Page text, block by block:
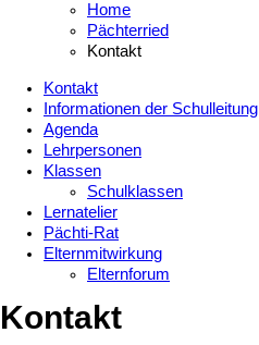
Home
Pächterried
Kontakt
Kontakt
Informationen der Schulleitung
Agenda
Lehrpersonen
Klassen
Schulklassen
Lernatelier
Pächti-Rat
Elternmitwirkung
Elternforum
Kontakt